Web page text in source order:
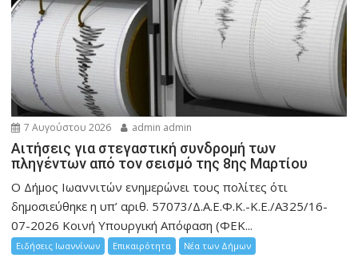
7 Αυγούστου 2026 admin admin
Αιτήσεις για στεγαστική συνδρομή των
πληγέντων από τον σεισμό της 8ης Μαρτίου
Ο Δήμος Ιωαννιτών ενημερώνει τους πολίτες ότι
δημοσιεύθηκε η υπ’ αριθ. 57073/Δ.Α.Ε.Φ.Κ.-Κ.Ε./Α325/16-
07-2026 Κοινή Υπουργική Απόφαση (ΦΕΚ...
Ειδήσεις Ιωαννίνων Επικαιρότητα Νέα των Δήμων